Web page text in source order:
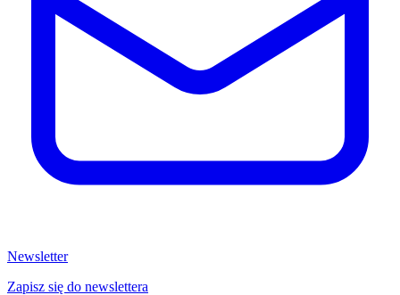
Newsletter
Zapisz się do newslettera